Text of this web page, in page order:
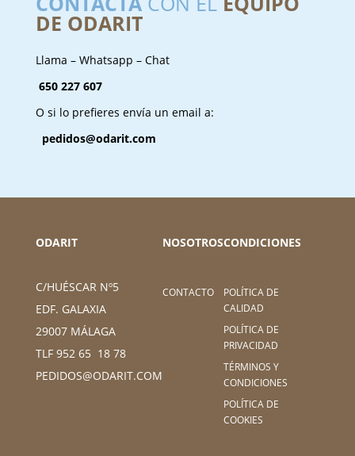
DE ODARIT
Llama – Whatsapp – Chat
650 227 607
O si lo prefieres envía un email a:
pedidos@odarit.com
ODARIT
C/HUÉSCAR Nº5
EDF. GALAXIA
29007 MÁLAGA
TLF 952 65 18 78
PEDIDOS@ODARIT.COM
NOSOTROS
CONTACTO
CONDICIONES
POLÍTICA DE
CALIDAD
POLÍTICA DE
PRIVACIDAD
TÉRMINOS Y
CONDICIONES
POLÍTICA DE
COOKIES